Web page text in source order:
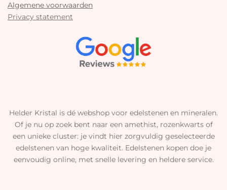
Algemene voorwaarden
Privacy statement
Helder Kristal is dé webshop voor edelstenen en mineralen.
Of je nu op zoek bent naar een amethist, rozenkwarts of
een unieke cluster: je vindt hier zorgvuldig geselecteerde
edelstenen van hoge kwaliteit. Edelstenen kopen doe je
eenvoudig online, met snelle levering en heldere service.